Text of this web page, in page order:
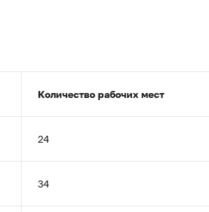
Количество рабочих мест
24
34